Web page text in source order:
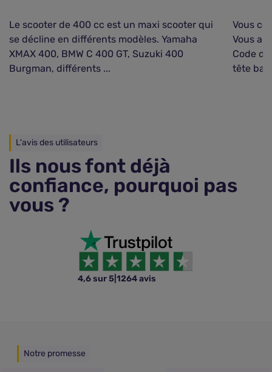
Le scooter de 400 cc est un maxi scooter qui
se décline en différents modèles. Yamaha
XMAX 400, BMW C 400 GT, Suzuki 400
Burgman, différents ...
Vous
Vous
Code
tête
L'avis des utilisateurs
Ils nous font déjà
confiance, pourquoi pas
vous ?
4,6 sur 5 1264 avis
Notre promesse